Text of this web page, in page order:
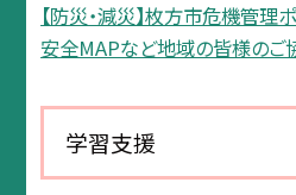
【防災・減災】枚方市危機管理
安全MAPなど地域の皆様のご
学習支援